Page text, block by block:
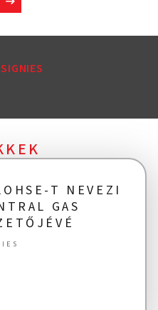
T NEVEZI
GAS